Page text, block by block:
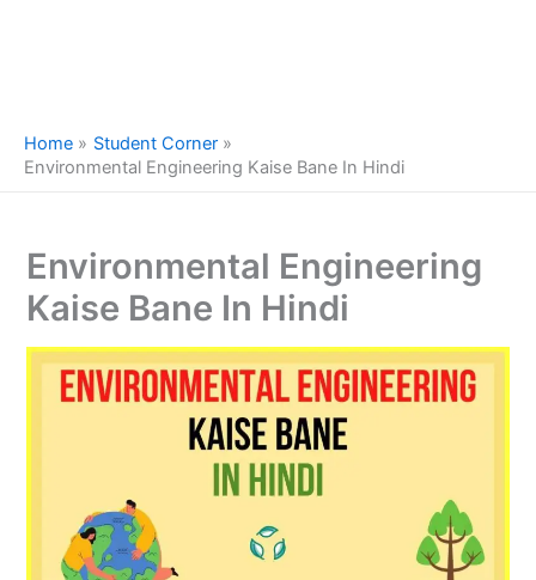
Home
Student Corner
Environmental Engineering Kaise Bane In Hindi
Environmental Engineering
Kaise Bane In Hindi